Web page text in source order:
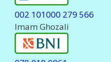
002 101000 279 566
Imam Ghozali